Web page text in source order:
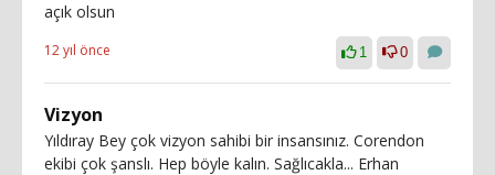
açık olsun
12 yıl önce 1 0
Vizyon
Yıldıray Bey çok vizyon sahibi bir insansınız. Corendon
ekibi çok şanslı. Hep böyle kalın. Sağlıcakla... Erhan